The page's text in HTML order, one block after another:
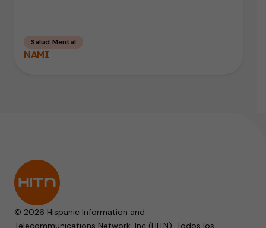
Salud Mental
NAMI
© 2026 Hispanic Information and
Telecommunications Network, Inc (HITN). Todos los